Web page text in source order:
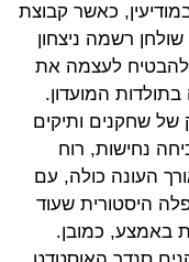
כאשר קבוצת
שולחן רשמה ניצחון
להבטיח לעצמה את
המועדון.
של שחקנים ותיקים
נחישות, רוח
העונה כולה, עם
וההעפלה היסטורית שעוד
באמצע, כמובן.